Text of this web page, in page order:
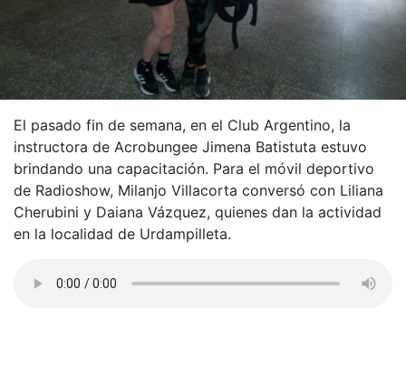
El pasado fin de semana, en el Club Argentino, la
instructora de Acrobungee Jimena Batistuta estuvo
brindando una capacitación. Para el móvil deportivo
de Radioshow, Milanjo Villacorta conversó con Liliana
Cherubini y Daiana Vázquez, quienes dan la actividad
en la localidad de Urdampilleta.